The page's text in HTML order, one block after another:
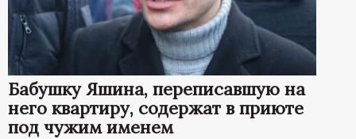
Бабушку Яшина, переписавшую на
него квартиру, содержат в приюте
под чужим именем